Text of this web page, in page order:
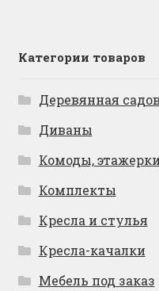
Категории товаров
Деревянная
Диваны
Комоды,
Комплекты
Кресла и стулья
Кресла-качалки
Мебель под заказ